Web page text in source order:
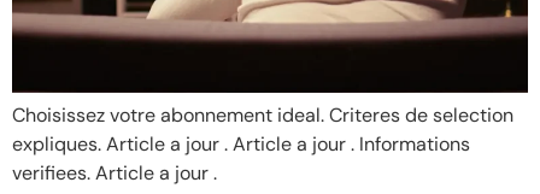
Choisissez votre abonnement ideal. Criteres de selection
expliques. Article a jour . Article a jour . Informations
verifiees. Article a jour .